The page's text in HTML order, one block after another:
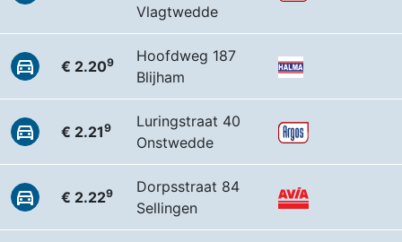
Vlagtwedde
€ 2.209
Hoofdweg 187
Blijham
€ 2.219
Luringstraat 40
Onstwedde
€ 2.229
Dorpsstraat 84
Sellingen